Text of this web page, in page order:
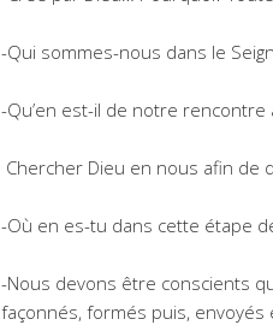
-Qui sommes-nous dans le
-Qu’en est-il de notre rencontre
Chercher Dieu en nous afin de
-Où en es-tu dans cette étape
-Nous devons être conscients
façonnés, formés puis, envoyés